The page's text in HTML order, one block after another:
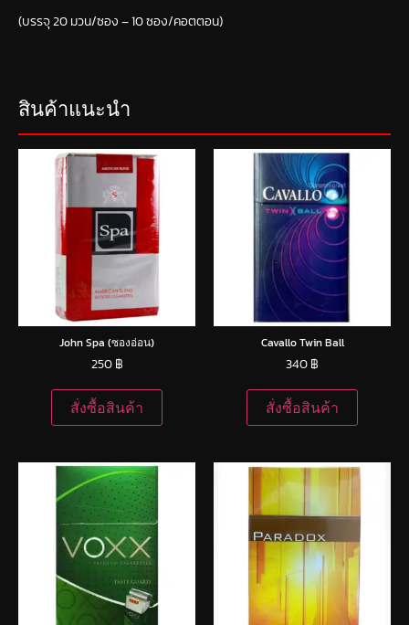
(บรรจุ 20 มวน/ซอง – 10 ซอง/คอตตอน)
สินค้าแนะนำ
John Spa (ซองอ่อน)
250฿
สั่งซื้อสินค้า
Cavallo Twin Ball
340฿
สั่งซื้อสินค้า